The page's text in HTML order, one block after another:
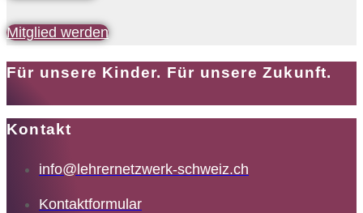
Mitglied werden
Für unsere Kinder. Für unsere Zukunft.
Kontakt
info@lehrernetzwerk-schweiz.ch
Kontaktformular